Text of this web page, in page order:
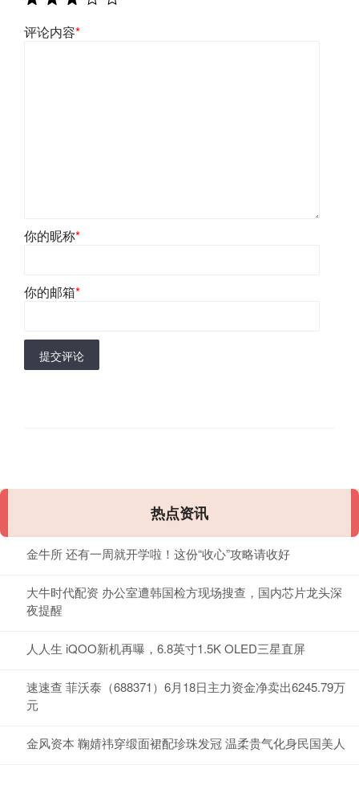
评论内容*
你的昵称*
你的邮箱*
提交评论
热点资讯
金牛所 还有一周就开学啦！这份“收心”攻略请收好
大牛时代配资 办公室遭韩国检方现场搜查，国内芯片龙头深
夜提醒
人人生 iQOO新机再曝，6.8英寸1.5K OLED三星直屏
速速查 菲沃泰（688371）6月18日主力资金净卖出6245.79万
元
金风资本 鞠婧祎穿缎面裙配珍珠发冠 温柔贵气化身民国美人